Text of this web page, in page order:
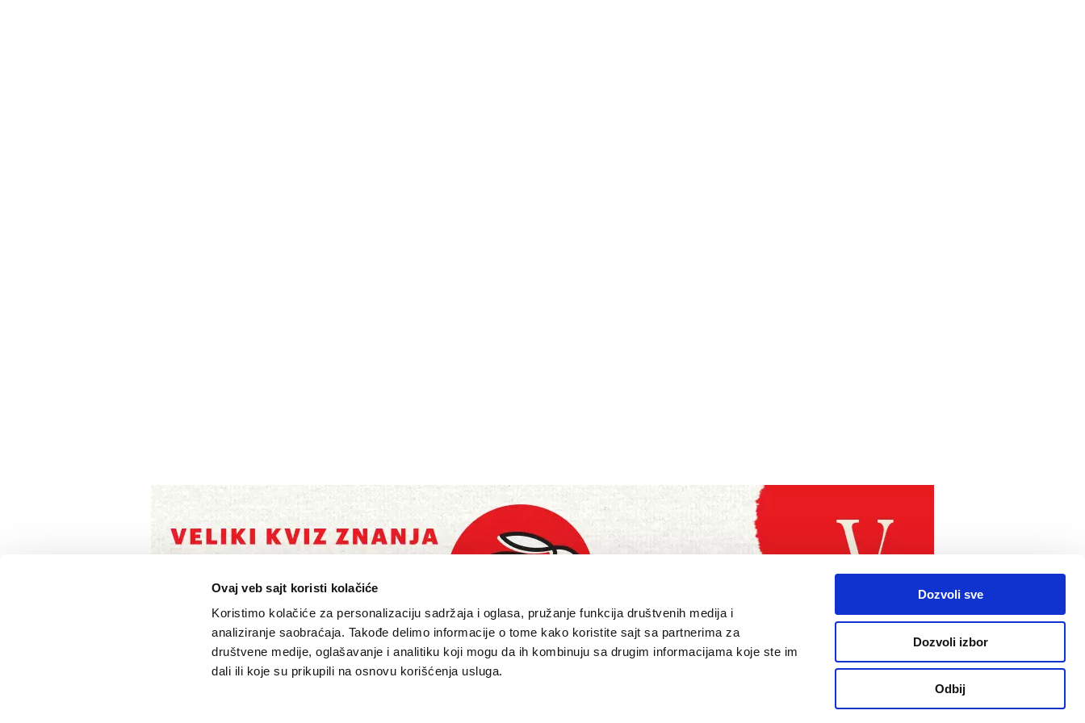
Ovaj veb sajt koristi kolačiće
Koristimo kolačiće za personalizaciju sadržaja i oglasa, pružanje funkcija društvenih medija i
analiziranje saobraćaja. Takođe delimo informacije o tome kako koristite sajt sa partnerima za
društvene medije, oglašavanje i analitiku koji mogu da ih kombinuju sa drugim informacijama koje ste im
dali ili koje su prikupili na osnovu korišćenja usluga.
Dozvoli sve
Dozvoli izbor
Odbij